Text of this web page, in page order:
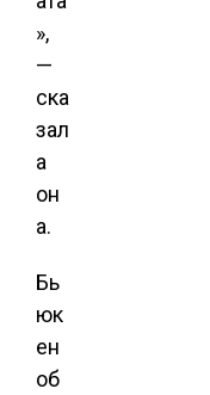
»,
—
ска
зал
а
он
а.
Бь
юк
ен
об